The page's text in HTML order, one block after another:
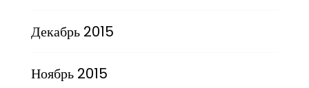
Декабрь 2015
Ноябрь 2015